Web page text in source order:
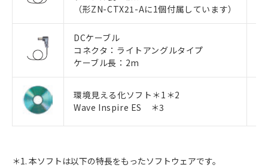
（形ZN-CTX21-Aに1個付属しています）
DCケーブル
コネクタ：ライトアングルタイプ
ケーブル長：2m
環境見える化ソフト＊1＊2
Wave Inspire ES ＊3
＊1. 本ソフトは以下の特長をもったソフトウェアです。